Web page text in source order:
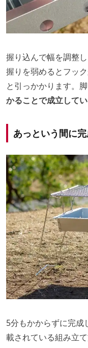
握り込んで幅を調整
握りを弱めるとフッ
と引っかかります。
かることで成立してい
あっという間に完
5分もかからずに完成
載されている組み立